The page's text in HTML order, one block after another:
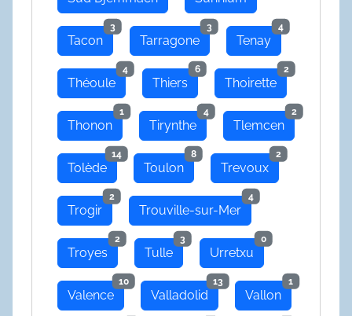
Tacon
3
Tarragone
3
Tenay
4
Théoule
4
Thiers
6
Thoirette
2
Thonon
1
Tirynthe
4
Tlemcen
2
Tolède
14
Toulon
8
Trevoux
2
Trogir
2
Trouville-sur-Mer
4
Troyes
2
Tulle
3
Urretxu
0
Valence
10
Valladolid
13
Vallon
1